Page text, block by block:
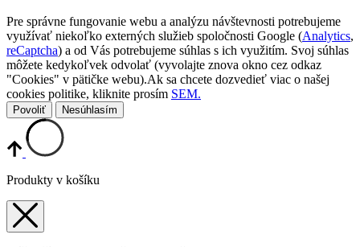
Pre správne fungovanie webu a analýzu návštevnosti potrebujeme
využívať niekoľko externých služieb spoločnosti Google (Analytics,
reCaptcha) a od Vás potrebujeme súhlas s ich využitím. Svoj súhlas
môžete kedykoľvek odvolať (vyvolajte znova okno cez odkaz
"Cookies" v pätičke webu).Ak sa chcete dozvedieť viac o našej
cookies politike, kliknite prosím SEM.
Povoliť Nesúhlasím
Produkty v košíku